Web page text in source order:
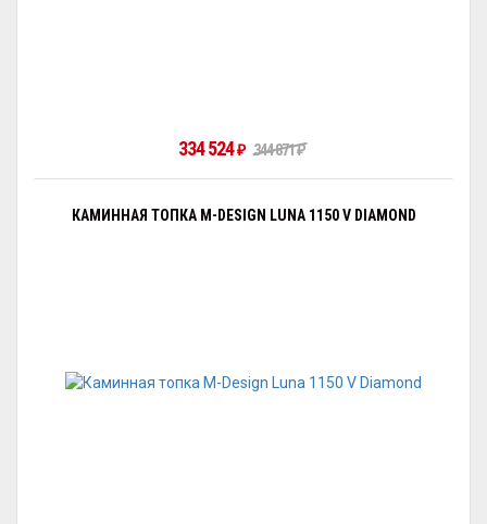
334 524₽ 344 871₽
КАМИННАЯ ТОПКА M-DESIGN LUNA 1150 V DIAMOND